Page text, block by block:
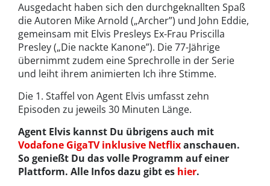
Ausgedacht haben sich den durchgeknallten Spaß
die Autoren Mike Arnold („Archer”) und John Eddie,
gemeinsam mit Elvis Presleys Ex-Frau Priscilla
Presley („Die nackte Kanone”). Die 77-Jährige
übernimmt zudem eine Sprechrolle in der Serie
und leiht ihrem animierten Ich ihre Stimme.
Die 1. Staffel von Agent Elvis umfasst zehn
Episoden zu jeweils 30 Minuten Länge.
Agent Elvis kannst Du übrigens auch mit
Vodafone GigaTV inklusive Netflixanschauen.
So genießt Du das volle Programm auf einer
Plattform. Alle Infos dazu gibt es hier.